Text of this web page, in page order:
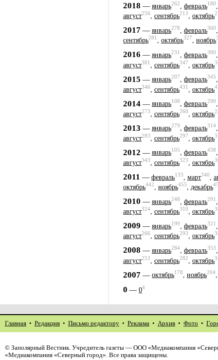
2018 — январь262 февраль180
август256, сентябрь213, октябрь
2017 — январь278 февраль360
сентябрь281, октябрь327, ноябрь
2016 — январь231 февраль380
август381 сентябрь347 октябрь
2015 — январь207, февраль345
август346 сентябрь431 октябрь
2014 — январь108, февраль290
август273 сентябрь260 октябрь
2013 — январь279, февраль314
август283 сентябрь297 октябрь
2012 — январь105, февраль438
август343, сентябрь323, октябрь
2011 — февраль133 март340
октябрь442, ноябрь455, декабрь
2010 — январь248 февраль291
август324, сентябрь310, октябрь
2009 — январь199 февраль321
август266, сентябрь293, октябрь
2008 — январь284 февраль353
август253 сентябрь282 октябрь
2007 — октябрь178, ноябрь204
0 — 04
Главная • Редакция • Письмо редактору • Реклама • Архив • Фото •
© Заполярный Вестник. Учредитель газеты — ООО «Медиакомпания
«Медиакомпания «Северный город». Все права защищены.